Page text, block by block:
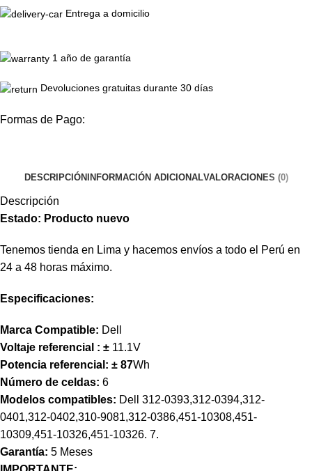
Entrega a domicilio
1 año de garantía
Devoluciones gratuitas durante 30 días
Formas de Pago:
DESCRIPCIÓNINFORMACIÓN ADICIONALVALORACIONES (0)
Descripción
Estado: Producto nuevo
Tenemos tienda en Lima y hacemos envíos a todo el Perú en
24 a 48 horas máximo.
Especificaciones:
Marca Compatible: Dell
Voltaje referencial : ± 11.1V
Potencia referencial: ± 87Wh
Número de celdas: 6
Modelos compatibles: Dell 312-0393,312-0394,312-
0401,312-0402,310-9081,312-0386,451-10308,451-
10309,451-10326,451-10326. 7.
Garantía: 5 Meses